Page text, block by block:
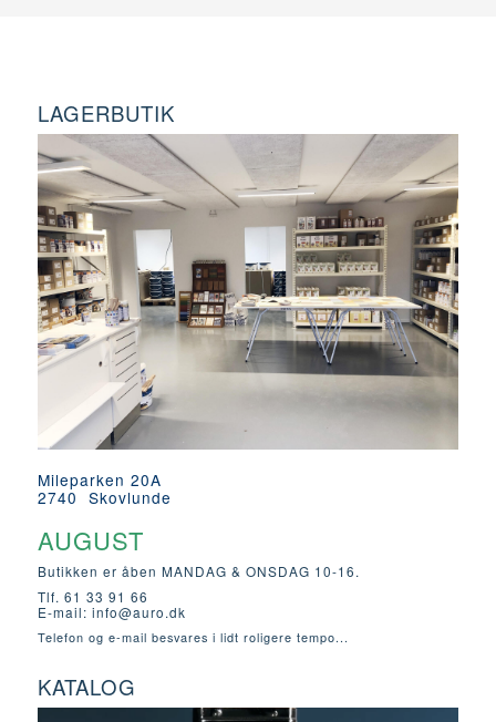
LAGERBUTIK
Mileparken 20A
2740 Skovlunde
AUGUST
Butikken er åben MANDAG & ONSDAG 10-16.
Tlf. 61 33 91 66
E-mail: info@auro.dk
Telefon og e-mail besvares i lidt roligere tempo...
KATALOG